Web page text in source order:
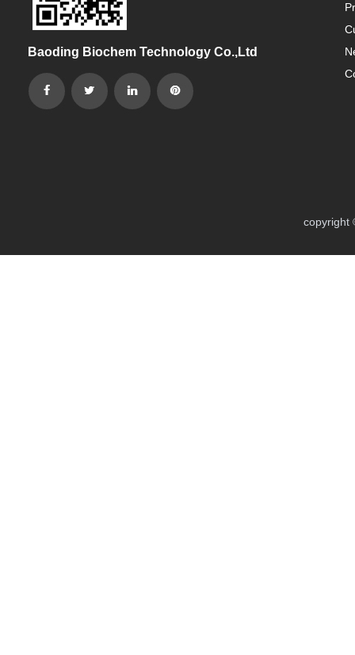
Baoding Biochem Technology Co.,Ltd
copyright